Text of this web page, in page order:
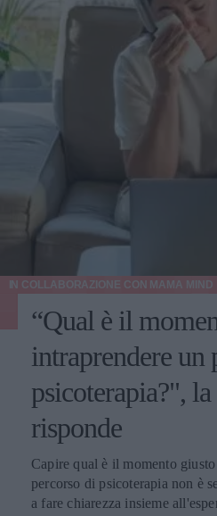
“Qual è il
intraprendere un
psicoterapia?",
risponde
Capire qual è il momento
percorso di psicoterapia non è
a fare chiarezza insieme
IN COLLABORAZIONE CON MAMA MIND